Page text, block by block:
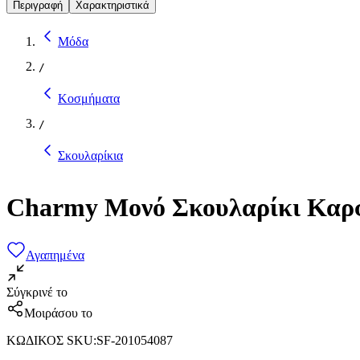
Περιγραφή Χαρακτηριστικά
Μόδα
/
Κοσμήματα
/
Σκουλαρίκια
Charmy Μονό Σκουλαρίκι
Αγαπημένα
Σύγκρινέ το
Μοιράσου το
ΚΩΔΙΚΟΣ SKU:SF-201054087